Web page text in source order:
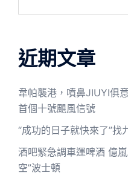
近期文章
韋帕襲港，噴鼻JIUYI俱
首個十號颶風信號
“成功的日子就快來了”找
酒吧緊急調車運啤酒 億
空”波士頓